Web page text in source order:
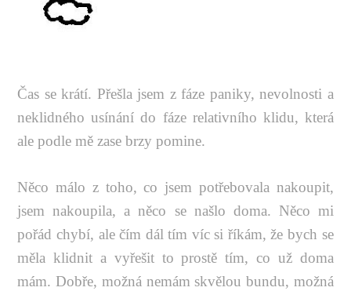
Čas se krátí. Přešla jsem z fáze paniky, nevolnosti a
neklidného usínání do fáze relativního klidu, která
ale podle mě zase brzy pomine.
Něco málo z toho, co jsem potřebovala nakoupit,
jsem nakoupila, a něco se našlo doma. Něco mi
pořád chybí, ale čím dál tím víc si říkám, že bych se
měla klidnit a vyřešit to prostě tím, co už doma
mám. Dobře, možná nemám skvělou bundu, možná